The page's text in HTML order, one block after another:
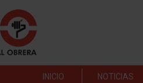
INICIO NOTICIAS